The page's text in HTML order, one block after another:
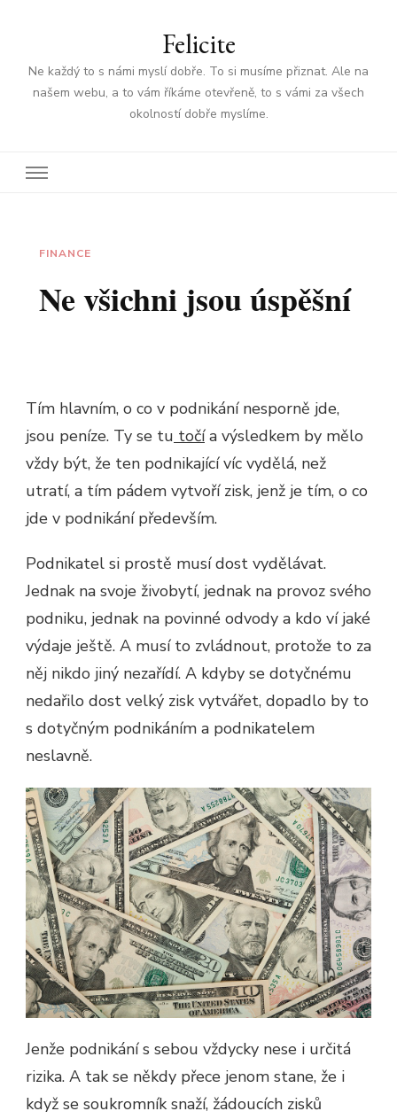
Felicite
Ne každý to s námi myslí dobře. To si musíme přiznat. Ale na
našem webu, a to vám říkáme otevřeně, to s vámi za všech
okolností dobře myslíme.
FINANCE
Ne všichni jsou úspěšní
Tím hlavním, o co v podnikání nesporně jde,
jsou peníze. Ty se tu točía výsledkem by mělo
vždy být, že ten podnikající víc vydělá, než
utratí, a tím pádem vytvoří zisk, jenž je tím, o co
jde v podnikání především.
Podnikatel si prostě musí dost vydělávat.
Jednak na svoje živobytí, jednak na provoz svého
podniku, jednak na povinné odvody a kdo ví jaké
výdaje ještě. A musí to zvládnout, protože to za
něj nikdo jiný nezařídí. A kdyby se dotyčnému
nedařilo dost velký zisk vytvářet, dopadlo by to
s dotyčným podnikáním a podnikatelem
neslavně.
Jenže podnikání s sebou vždycky nese i určitá
rizika. A tak se někdy přece jenom stane, že i
když se soukromník snaží, žádoucích zisků